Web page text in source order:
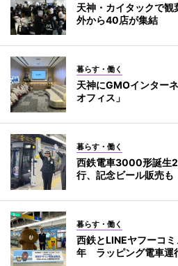
天神・カイタックで
外から40店が集結
暮らす・働く
天神にGMOインター
オフィス」
暮らす・働く
西鉄電車3000形誕生
行、記念ビール販売も
暮らす・働く
西鉄とLINEヤフーコ
年 ラッピング電車運